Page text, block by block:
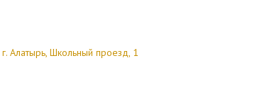
Алатырь, Школьный проезд, 1